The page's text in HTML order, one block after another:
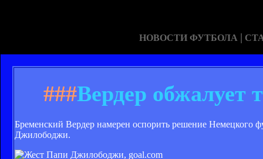
НОВОСТИ ФУТБОЛА |
###Вердер обжалует
Бременский Вердер намерен оспорить решение Немецкого
Джилободжи.